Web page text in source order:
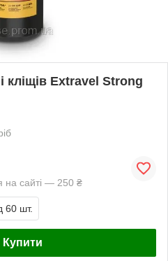
кліщів Extravel Strong
на сайті — 250 ₴
60 шт.
Купити